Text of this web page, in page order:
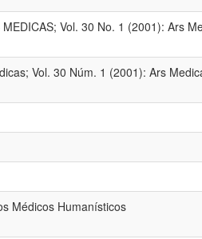
Vol. 30 No. 1 (2001): Ars
Vol. 30 Núm. 1 (2001): Ars
Médicos Humanísticos